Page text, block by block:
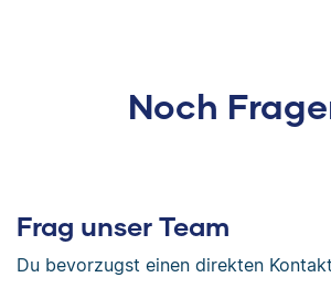
Noch
Frag unser Team
Du bevorzugst einen direkten